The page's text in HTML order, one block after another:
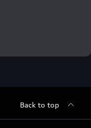
Back to top